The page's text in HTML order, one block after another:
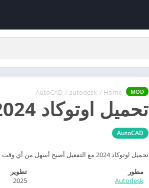
MOD
Home
/
autodesk
/
AutoCAD
تحميل اوتوكاد 2024 مع التفعيل | أفضل طريقة مجانية وآمنة
AutoCAD
تحميل اوتوكاد 2024 مع التفعيل أصبح أسهل من أي وقت مضى! تعرف على طريقة تحميل AutoCAD 2024 للكمبيوتر، متطلبات النظام، وأفضل ميزاته بنظرة احترافية.
مطور
Autodesk
تطوير
2025